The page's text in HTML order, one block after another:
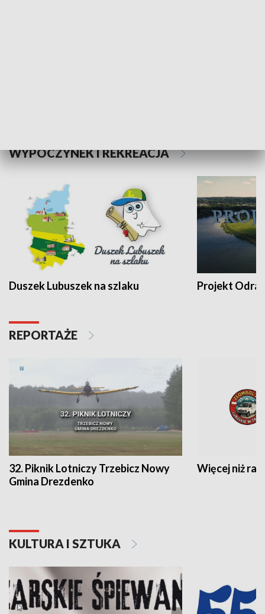
WYPOCZYNEK I REKREACJA
Duszek Lubuszek na szlaku Projekt Odra
REPORTAŻE
32. Piknik Lotniczy Trzebicz Nowy
Gmina Drezdenko
Więcej niż rajd
KULTURA I SZTUKA